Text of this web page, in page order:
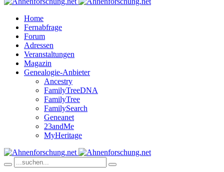
Home
Fernabfrage
Forum
Adressen
Veranstaltungen
Magazin
Genealogie-Anbieter
Ancestry
FamilyTreeDNA
FamilyTree
FamilySearch
Geneanet
23andMe
MyHeritage